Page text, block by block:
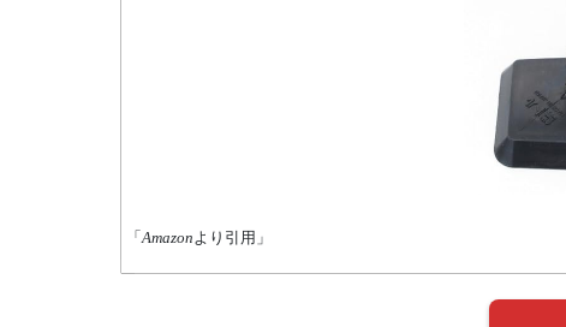
「Amazonより引用」